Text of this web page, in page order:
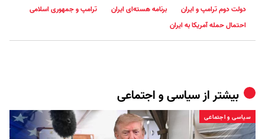
دولت دوم ترامپ و ایران
برنامه هسته‌ای ایران
ترامپ و جمهوری اسلامی
احتمال حمله آمریکا به ایران
بیشتر ازسیاسی و اجتماعی
سیاسی و اجتماعی